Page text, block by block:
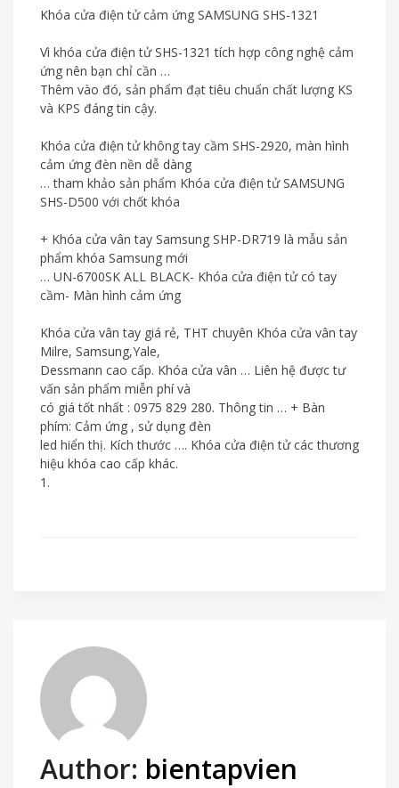
Khóa cửa điện tử cảm ứng SAMSUNG SHS-1321
Vì khóa cửa điện tử SHS-1321 tích hợp công nghệ cảm
ứng nên bạn chỉ cần …
Thêm vào đó, sản phẩm đạt tiêu chuẩn chất lượng KS
và KPS đáng tin cậy.
Khóa cửa điện tử không tay cầm SHS-2920, màn hình
cảm ứng đèn nền dễ dàng
… tham khảo sản phẩm Khóa cửa điện tử SAMSUNG
SHS-D500 với chốt khóa
+ Khóa cửa vân tay Samsung SHP-DR719 là mẫu sản
phẩm khóa Samsung mới
… UN-6700SK ALL BLACK- Khóa cửa điện tử có tay
cầm- Màn hình cảm ứng
Khóa cửa vân tay giá rẻ, THT chuyên Khóa cửa vân tay
Milre, Samsung,Yale,
Dessmann cao cấp. Khóa cửa vân … Liên hệ được tư
vấn sản phẩm miễn phí và
có giá tốt nhất : 0975 829 280. Thông tin … + Bàn
phím: Cảm ứng , sử dụng đèn
led hiển thị. Kích thước …. Khóa cửa điện tử các thương
hiệu khóa cao cấp khác.
1.
Author: bientapvien